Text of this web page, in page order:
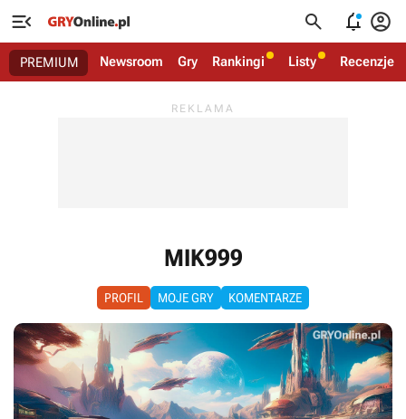
   
PREMIUM Newsroom Gry Rankingi Listy Recenzje
MIK999
PROFIL MOJE GRY KOMENTARZE